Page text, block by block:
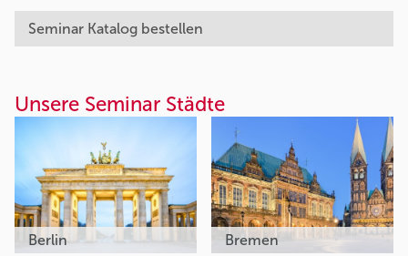
Seminar Katalog bestellen
Unsere Seminar Städte
Berlin Bremen